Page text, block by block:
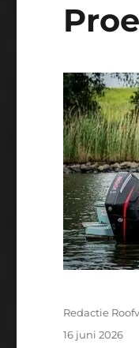
Auteur
Redactie
Geplaatst
16 juni 2026